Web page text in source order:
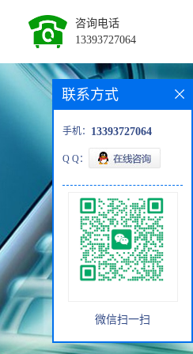
咨询电话
13393727064
联系方式
手机： 13393727064
Q Q：
微信扫一扫